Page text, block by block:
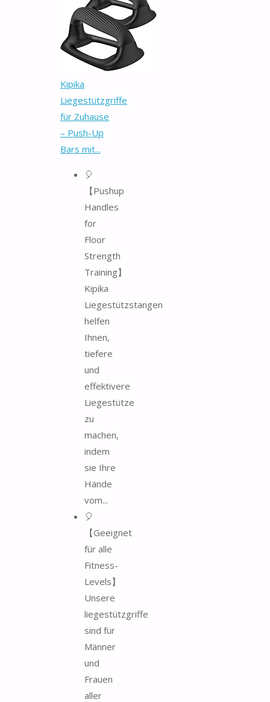
Kipika
Liegestützgriffe
für Zuhause
– Push-Up
Bars mit...
🎈
【Pushup
Handles
for
Floor
Strength
Training】
Kipika
Liegestützstangen
helfen
Ihnen,
tiefere
und
effektivere
Liegestütze
zu
machen,
indem
sie Ihre
Hände
vom...
🎈
【Geeignet
für alle
Fitness-
Levels】
Unsere
liegestützgriffe
sind für
Männer
und
Frauen
aller